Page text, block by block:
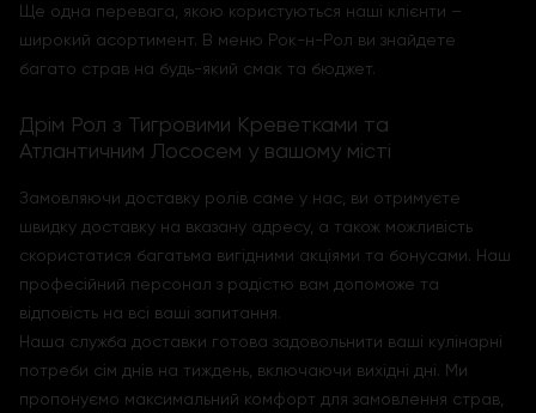
Ще одна перевага, якою користуються наші клієнти –
широкий асортимент. В меню Рок-н-Рол ви знайдете
багато страв на будь-який смак та бюджет.
Дрім Рол з Тигровими Креветками та
Атлантичним Лососем у вашому місті
Замовляючи доставку ролів саме у нас, ви отримуєте
швидку доставку на вказану адресу, а також можливість
скористатися багатьма вигідними акціями та бонусами. Наш
професійний персонал з радістю вам допоможе та
відповість на всі ваші запитання.
Наша служба доставки готова задовольнити ваші кулінарні
потреби сім днів на тиждень, включаючи вихідні дні. Ми
пропонуємо максимальний комфорт для замовлення страв,